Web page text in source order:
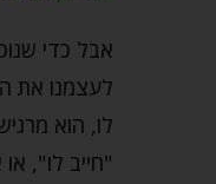
אבל כדי
לעצמנו את
לו, הוא
"חייב לו",